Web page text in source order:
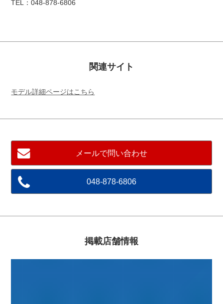
TEL：048-878-6806
関連サイト
モデル詳細ページはこちら
メールで問い合わせ
048-878-6806
掲載店舗情報